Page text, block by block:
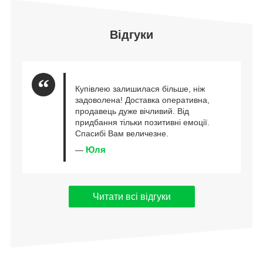
Відгуки
Купівлею залишилася більше, ніж
задоволена! Доставка оперативна,
продавець дуже вічливий. Від
придбання тільки позитивні емоції.
Спасибі Вам величезне.
— Юля
Читати всі відгуки